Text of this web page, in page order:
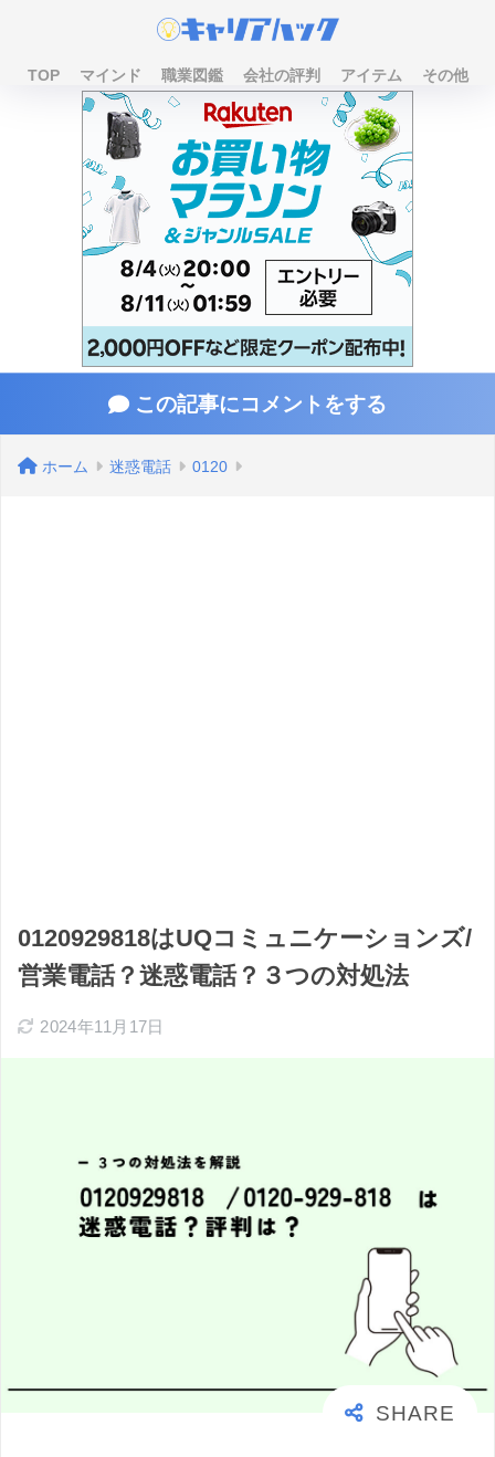
TOP マインド 職業図鑑 会社の評判 アイテム その他
この記事にコメントをする
ホーム 迷惑電話 0120
0120929818はUQコミュニケーションズ/
営業電話？迷惑電話？３つの対処法
2024年11月17日